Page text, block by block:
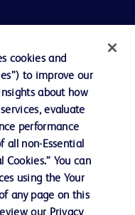
cookies and
to improve our
about how
evaluate
performance
all non-Essential
You can
using the Your
any page on this